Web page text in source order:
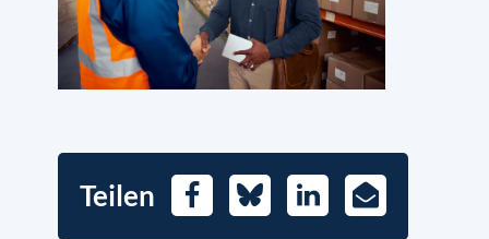
Teilen FacebookBlueskyLinkedIn
E-
Mail